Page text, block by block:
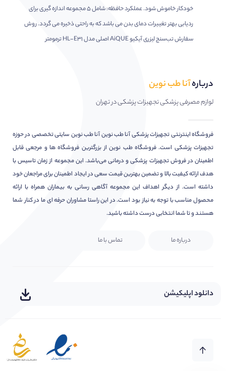
خودکار خاموش شود. عملکرد حافظه: شامل 5 مجموعه اندازه گیری برای
ردیابی بهتر تغییرات دمای بدن می باشد که به راحتی ذخیره می گردد. روش
سفارش تب‌سنج لیزری آیکیو AiQUE اصلی مدل HL-E31 ترمومتر
دربارهآنا طب نوین
لوازم مصرفی پزشکی تجهیزات پزشکی در تهران
فروشگاه اینترنتی تجهیزات پزشکی آنا طب نوین آنا طب نوین سایتی تخصصی در حوزه
تجهیزات پزشکی است. فروشگاه طب نوین از بزرگترین فروشگاه ها و مرجعی قابل
اطمینان در فروش تجهیزات پزشکی و درمانی می‌باشد. این مجموعه از زمان تاسیس با
هدف ارائه کیفیت بالا و تضمین بهترین قیمت سعی در ایجاد اطمینان برای مراجعان خود
داشته است. از دیگر اهداف این مجموعه آگاهی رسانی به بیماران همراه با ارائه
محصول مناسب با توجه به نیاز بود است. در این راستا مشاوران حرفه ای ما در کنار شما
هستند و تا شما انتخابی درست داشته باشید.
درباره ما تماس با ما
دانلود اپلیکیشن